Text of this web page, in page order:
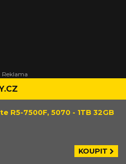
R5-7500F, 5070 - 1TB 32GB
KOUPIT